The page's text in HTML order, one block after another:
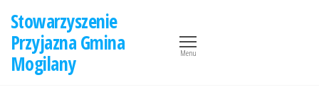
treści
Stowarzyszenie
Przyjazna Gmina
Mogilany
Menu